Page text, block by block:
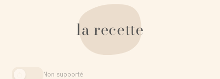
la recette
Non supporté